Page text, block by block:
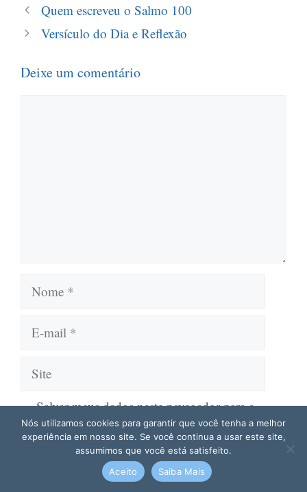
Quem escreveu o Salmo 100
Versículo do Dia e Reflexão
Deixe um comentário
mail
Salvar meus dados neste navegador para a
próxima vez que eu comentar.
Nós utilizamos cookies para garantir que você tenha a melhor
experiência em nosso site. Se você continua a usar este site,
assumimos que você está satisfeito.
Aceito
Saiba Mais